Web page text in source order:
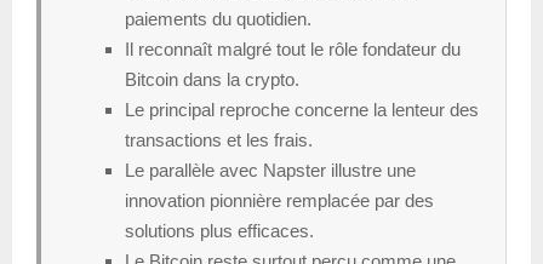
paiements du quotidien.
Il reconnaît malgré tout le rôle fondateur du
Bitcoin dans la crypto.
Le principal reproche concerne la lenteur des
transactions et les frais.
Le parallèle avec Napster illustre une
innovation pionnière remplacée par des
solutions plus efficaces.